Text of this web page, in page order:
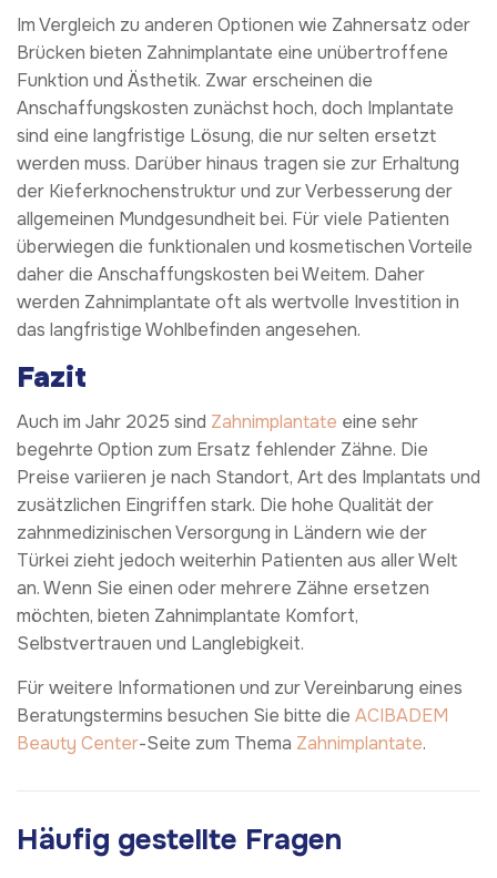
Im Vergleich zu anderen Optionen wie Zahnersatz oder
Brücken bieten Zahnimplantate eine unübertroffene
Funktion und Ästhetik. Zwar erscheinen die
Anschaffungskosten zunächst hoch, doch Implantate
sind eine langfristige Lösung, die nur selten ersetzt
werden muss. Darüber hinaus tragen sie zur Erhaltung
der Kieferknochenstruktur und zur Verbesserung der
allgemeinen Mundgesundheit bei. Für viele Patienten
überwiegen die funktionalen und kosmetischen Vorteile
daher die Anschaffungskosten bei Weitem. Daher
werden Zahnimplantate oft als wertvolle Investition in
das langfristige Wohlbefinden angesehen.
Fazit
Auch im Jahr 2025 sind Zahnimplantate eine sehr
begehrte Option zum Ersatz fehlender Zähne. Die
Preise variieren je nach Standort, Art des Implantats und
zusätzlichen Eingriffen stark. Die hohe Qualität der
zahnmedizinischen Versorgung in Ländern wie der
Türkei zieht jedoch weiterhin Patienten aus aller Welt
an. Wenn Sie einen oder mehrere Zähne ersetzen
möchten, bieten Zahnimplantate Komfort,
Selbstvertrauen und Langlebigkeit.
Für weitere Informationen und zur Vereinbarung eines
Beratungstermins besuchen Sie bitte die ACIBADEM
Beauty Center-Seite zum Thema Zahnimplantate.
Häufig gestellte Fragen